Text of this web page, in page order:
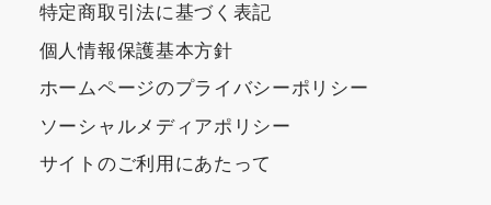
特定商取引法に基づく表記
個人情報保護基本方針
ホームページのプライバシーポリシー
ソーシャルメディアポリシー
サイトのご利用にあたって